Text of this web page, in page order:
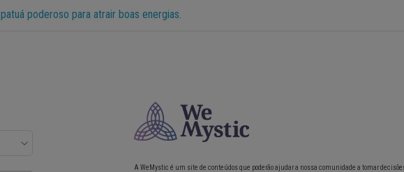
poderoso para atrair boas energias.
A WeMystic é um site de conteúdos que poderão ajudar a nossa comunidade a tomar